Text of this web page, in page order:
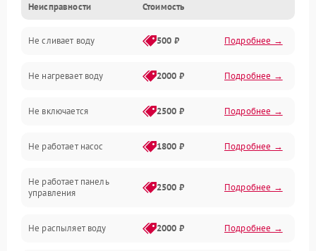
Управление
Электропитание
Датчики
Нагрев
Вода
Гигиена
Программное обеспечение
Неисправности Стоимость
Не сливает воду 500 ₽ Подробнее →
Не нагревает воду 2000 ₽ Подробнее →
Не включается 2500 ₽ Подробнее →
Не работает насос 1800 ₽ Подробнее →
Не работает панель
управления
2500 ₽ Подробнее →
Не распыляет воду 2000 ₽ Подробнее →